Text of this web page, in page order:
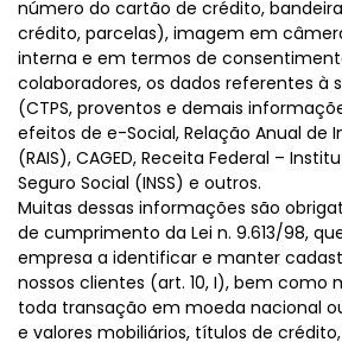
número do cartão de crédito,
crédito, parcelas), imagem em
interna e em termos de
colaboradores, os dados referentes à
(CTPS, proventos e demais
efeitos de e-Social, Relação Anual de
(RAIS), CAGED, Receita Federal –
Seguro Social (INSS) e outros.
Muitas dessas informações são
de cumprimento da Lei n. 9.613/98,
empresa a identificar e manter
nossos clientes (art. 10, I), bem como
toda transação em moeda nacional
e valores mobiliários, títulos de